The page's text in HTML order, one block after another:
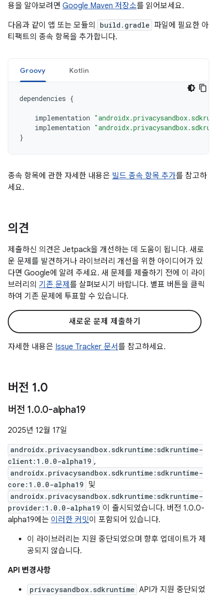
용을 알아보려면 Google Maven 저장소를 읽어보세요.
다음과 같이 앱 또는 모듈의
build.gradle 파일에 필요한 아
티팩트의 종속 항목을 추가합니다.
Groovy Kotlin
dependencies {
implementation
implementation
}
종속 항목에 관한 자세한 내용은 빌드 종속 항목 추가를 참고하
세요.
의견
제출하신 의견은 Jetpack을 개선하는 데 도움이 됩니다. 새로
운 문제를 발견하거나 라이브러리 개선을 위한 아이디어가 있
다면 Google에 알려 주세요. 새 문제를 제출하기 전에 이 라이
브러리의 기존 문제 를 살펴보시기 바랍니다. 별표 버튼을 클릭
하여 기존 문제에 투표할 수 있습니다.
새로운 문제 제출하기
자세한 내용은 Issue Tracker 문서를 참고하세요.
버전 1.0
버전 1.0.0-alpha19
2025년 12월 17일
androidx.privacysandbox.sdkruntime:sdkruntime-
client:1.0.0-alpha19 ,
androidx.privacysandbox.sdkruntime:sdkruntime-
core:1.0.0-alpha19 및
androidx.privacysandbox.sdkruntime:sdkruntime-
provider:1.0.0-alpha19 이 출시되었습니다. 버전 1.0.0-
alpha19에는 이러한 커밋이 포함되어 있습니다.
이 라이브러리는 지원 중단되었으며 향후 업데이트가 제
공되지 않습니다.
API 변경사항
privacysandbox.sdkruntime API가 지원 중단되었